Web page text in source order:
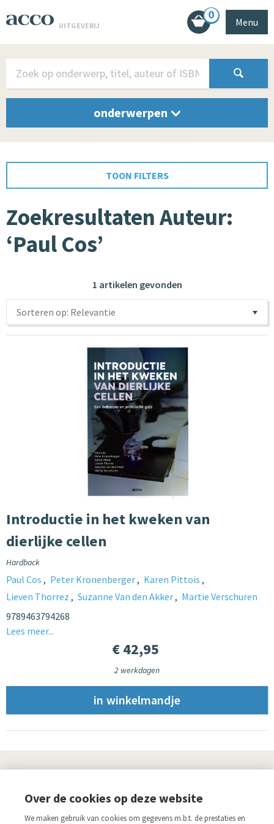
UITGEVERIJ
0
Menu
onderwerpen
TOON FILTERS
Zoekresultaten Auteur:
‘Paul Cos’
1 artikelen gevonden
Sorteren op: Relevantie
Introductie in het kweken van
dierlijke cellen
Hardback
Paul Cos Peter Kronenberger
Karen Pittois
Lieven Thorrez
Suzanne Van den Akker
Martie Verschuren
9789463794268
Lees meer...
€ 42,95
2 werkdagen
Links
Over de cookies op deze website
We maken gebruik van cookies om gegevens m.b.t. de prestaties en